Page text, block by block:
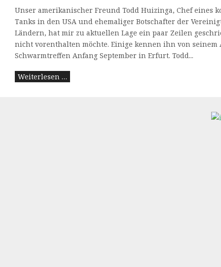
Unser amerikanischer Freund Todd Huizinga, Chef eines
Tanks in den USA und ehemaliger Botschafter der
Ländern, hat mir zu aktuellen Lage ein paar Zeilen
nicht vorenthalten möchte. Einige kennen ihn von
Schwarmtreffen Anfang September in Erfurt. Todd...
Weiterlesen …